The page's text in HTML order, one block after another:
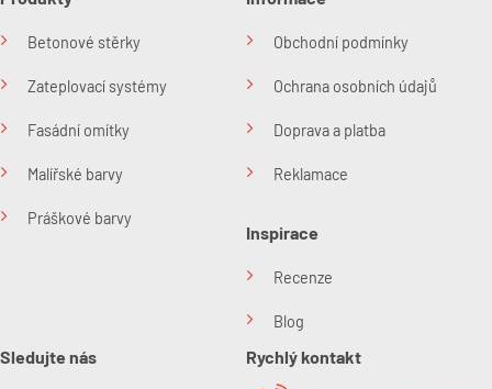
Betonové stěrky
Zateplovací systémy
Fasádní omítky
Malířské barvy
Práškové barvy
Obchodní podmínky
Ochrana osobních údajů
Doprava a platba
Reklamace
Inspirace
Recenze
Blog
Sledujte nás Rychlý kontakt